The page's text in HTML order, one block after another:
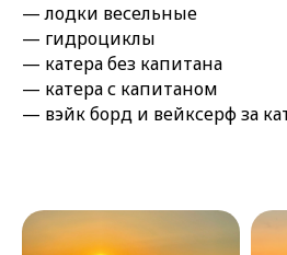
— лодки весельные
— гидроциклы
— катера без капитана
— катера с капитаном
— вэйк борд и вейксерф за